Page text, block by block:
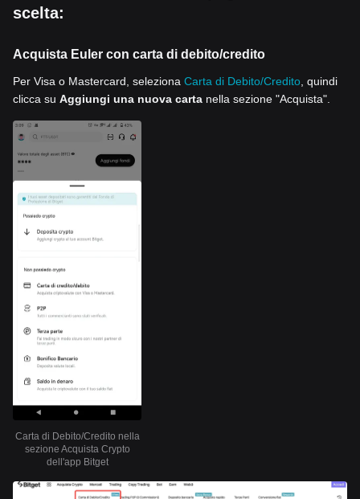
scelta:
Acquista Euler con carta di debito/credito
Per Visa o Mastercard, seleziona Carta di Debito/Credito , quindi
clicca su Aggiungi una nuova carta nella sezione "Acquista".
Carta di Debito/Credito nella
sezione Acquista Crypto
dell'app Bitget